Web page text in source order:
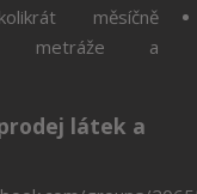
měsíčně
metráže a
látek a